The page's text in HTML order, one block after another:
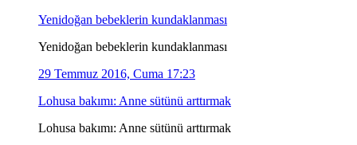
Yenidoğan bebeklerin kundaklanması
Yenidoğan bebeklerin kundaklanması
29 Temmuz 2016, Cuma 17:23
Lohusa bakımı: Anne sütünü arttırmak
Lohusa bakımı: Anne sütünü arttırmak